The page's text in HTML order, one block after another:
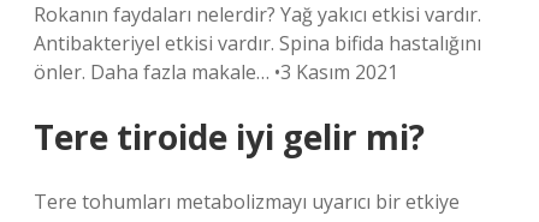
Rokanın faydaları nelerdir? Yağ yakıcı etkisi vardır.
Antibakteriyel etkisi vardır. Spina bifida hastalığını
önler. Daha fazla makale… •3 Kasım 2021
Tere tiroide iyi gelir mi?
Tere tohumları metabolizmayı uyarıcı bir etkiye